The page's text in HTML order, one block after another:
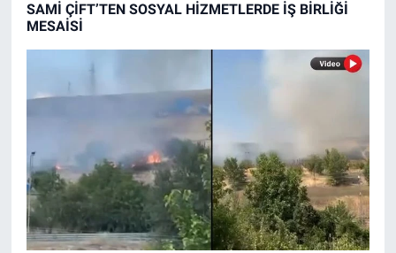
SAMİ ÇİFT’TEN SOSYAL HİZMETLERDE İŞ BİRLİĞİ
MESAİSİ